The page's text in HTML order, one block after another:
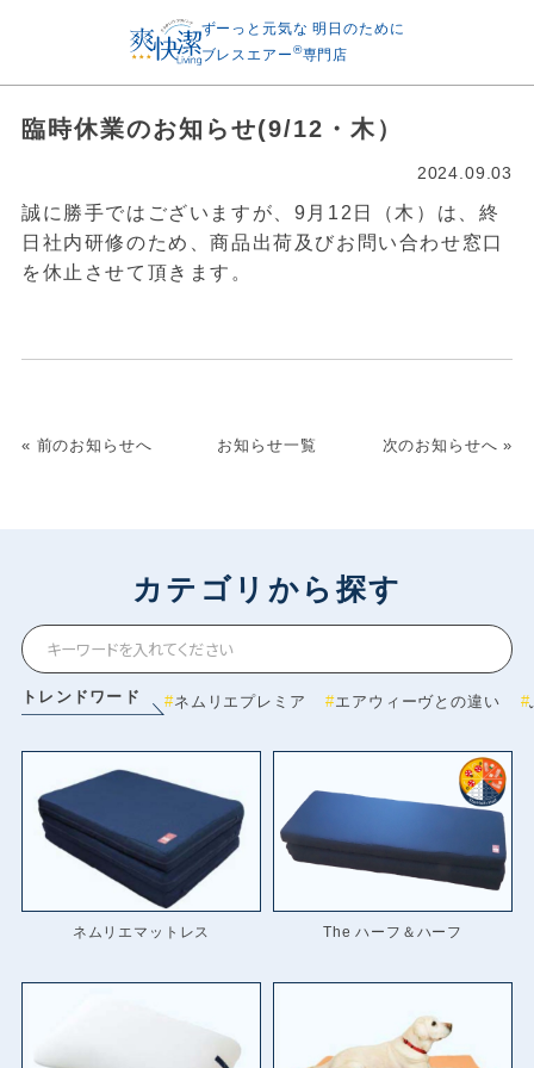
ずーっと元気な 明日のために
ブレスエアー®専門店
臨時休業のお知らせ(9/12・木）
2024.09.03
誠に勝手ではございますが、9月12日（木）は、終
日社内研修のため、商品出荷及びお問い合わせ窓口
を休止させて頂きます。
« 前のお知らせへ お知らせ一覧 次のお知らせへ »
カテゴリから探す
トレンドワード ネムリエプレミア エアウィーヴとの違い
ネムリエマットレス The ハーフ＆ハーフ